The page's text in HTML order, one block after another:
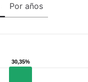
Por años
30,35%
30,35%